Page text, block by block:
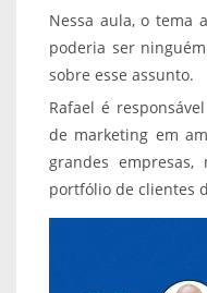
Nessa aula, o tema
poderia ser
sobre esse assunto.
Rafael é
de marketing em
grandes
portfólio de clientes